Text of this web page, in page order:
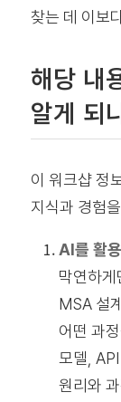
찾는 데 이보
해당 내
알게 되
이 워크샵 정
지식과 경험
AI를 활
막연하
MSA 설
어떤 과
모델,
원리와